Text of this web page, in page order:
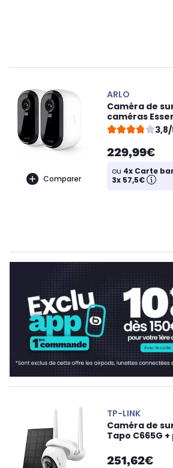
Comparer
ARLO
Caméra de
caméras
229,99€
ou 4x Carte
3x 57,5€
TP-LINK
Caméra de
Tapo C665G
251,62€